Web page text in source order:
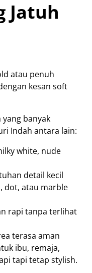
Jatuh
atau penuh
kesan soft
banyak
Indah antara lain:
white, nude
detail kecil
dot, atau marble
rapi tanpa terlihat
terasa aman
ibu, remaja,
tapi tetap stylish.